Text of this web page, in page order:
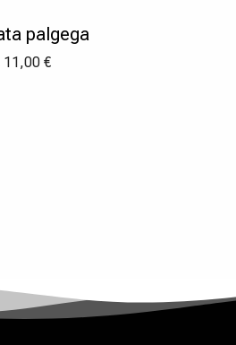
palgega
11,00 €